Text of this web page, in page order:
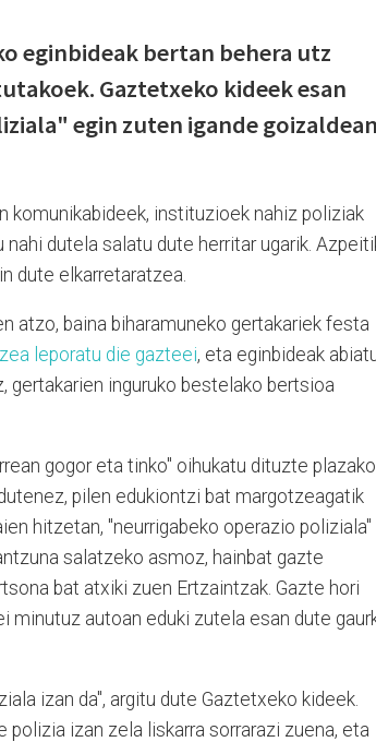
eginbideak bertan behera utz
Gaztetxeko kideek esan
egin zuten igande
komunikabideek, instituzioek nahiz poliziak
nahi dutela salatu dute herritar ugarik.
dute elkarretaratzea.
atzo, baina biharamuneko gertakariek festa
leporatu die gazteei, eta eginbideak
gertakarien inguruko bestelako bertsioa
gogor eta tinko" oihukatu dituzte plazako
pilen edukiontzi bat margotzeagatik
hitzetan, "neurrigabeko operazio poliziala"
salatzeko asmoz, hainbat gazte
bat atxiki zuen Ertzaintzak. Gazte hori
minutuz autoan eduki zutela esan dute
izan da", argitu dute Gaztetxeko kideek.
izan zela liskarra sorrarazi zuena, eta